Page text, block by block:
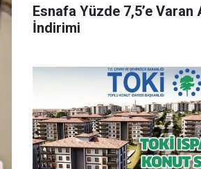
Esnafa Yüzde 7,5’e Varan
İndirimi